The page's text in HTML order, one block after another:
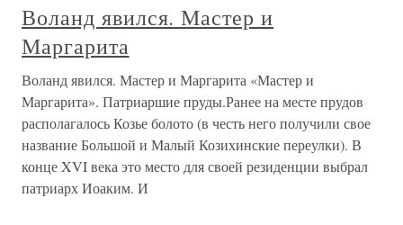
Воланд явился. Мастер и
Маргарита
Воланд явился. Мастер и Маргарита «Мастер и
Маргарита». Патриаршие пруды.Ранее на месте прудов
располагалось Козье болото (в честь него получили свое
название Большой и Малый Козихинские переулки). В
конце XVI века это место для своей резиденции выбрал
патриарх Иоаким. И